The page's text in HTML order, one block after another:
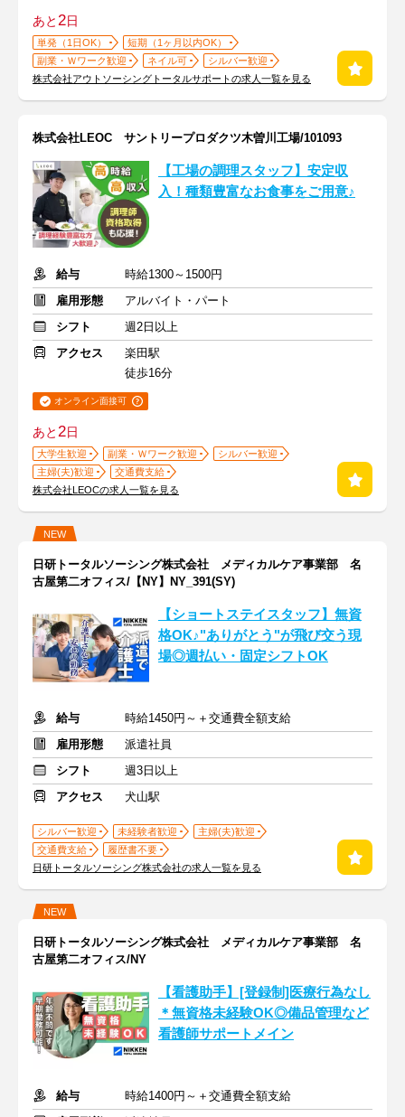
あと2日
単発（1日OK）
短期（1ヶ月以内OK）
副業・Ｗワーク歓迎
ネイル可
シルバー歓迎
株式会社アウトソーシングトータルサポートの求人一覧を見る
株式会社LEOC サントリープロダクツ木曽川工場/101093
【工場の調理スタッフ】安定収
入！種類豊富なお食事をご用意♪
給与
時給1300～1500円
雇用形態
アルバイト・パート
シフト
週2日以上
アクセス
楽田駅
徒歩16分
オンライン面接可
あと2日
大学生歓迎 副業・Ｗワーク歓迎
シルバー歓迎
主婦(夫)歓迎
交通費支給
株式会社LEOCの求人一覧を見る
NEW
日研トータルソーシング株式会社 メディカルケア事業部 名
古屋第二オフィス/【NY】NY_391(SY)
【ショートステイスタッフ】無資
格OK♪"ありがとう"が飛び交う現
場◎週払い・固定シフトOK
給与
時給1450円～＋交通費全額支給
雇用形態
派遣社員
シフト
週3日以上
アクセス
犬山駅
シルバー歓迎 未経験者歓迎
主婦(夫)歓迎
交通費支給
履歴書不要
日研トータルソーシング株式会社の求人一覧を見る
NEW
日研トータルソーシング株式会社 メディカルケア事業部 名
古屋第二オフィス/NY
【看護助手】[登録制]医療行為なし
＊無資格未経験OK◎備品管理など
看護師サポートメイン
給与
時給1400円～＋交通費全額支給